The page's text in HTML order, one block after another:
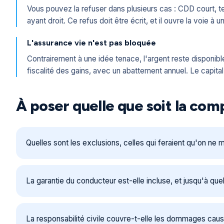
Vous pouvez la refuser dans plusieurs cas : CDD
ayant droit. Ce refus doit être écrit, et il ouvre la voie à
L'assurance vie n'est pas bloquée
Contrairement à une idée tenace, l'argent reste
fiscalité des gains, avec un abattement annuel. Le
À poser quelle que soit la
Quelles sont les exclusions, celles qui feraient qu'on ne
La garantie du conducteur est-elle incluse, et jusqu'à
La responsabilité civile couvre-t-elle les dommages